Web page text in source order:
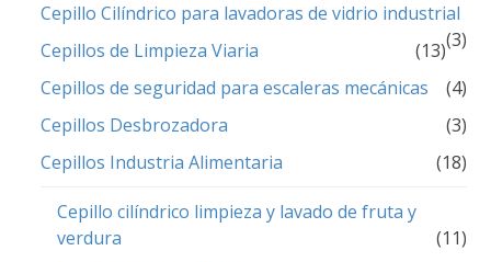
Cepillo Cilíndrico para lavadoras de vidrio industrial
(3)
Cepillos de Limpieza Viaria
(13)
Cepillos de seguridad para escaleras mecánicas
(4)
Cepillos Desbrozadora
(3)
Cepillos Industria Alimentaria
(18)
Cepillo cilíndrico limpieza y lavado de fruta y
verdura
(11)